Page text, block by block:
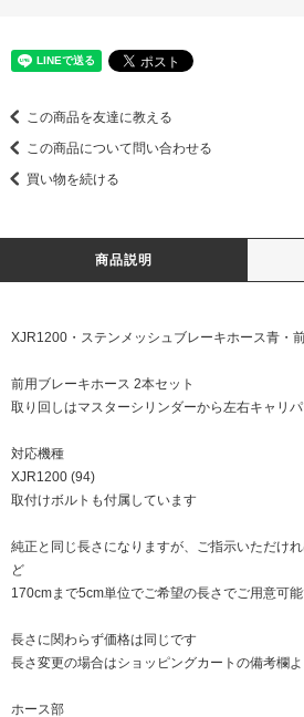
この商品を友達に教える
この商品について問い合わせる
買い物を続ける
商品説明
XJR1200・ステンメッシュブレーキホース青・
前用ブレーキホース 2本セット
取り回しはマスターシリンダーから左右キャリ
対応機種
XJR1200 (94)
取付けボルトも付属しています
純正と同じ長さになりますが、ご指示いただけ
ど
170cmまで5cm単位でご希望の長さでご用意可
長さに関わらず価格は同じです
長さ変更の場合はショッピングカートの備考欄
ホース部